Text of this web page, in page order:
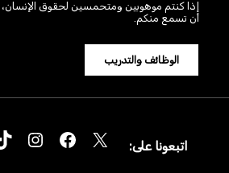
إذا كنتم موهوبين ومتحمسين لحقوق الإنسان،
أن تسمع منكم.
الوظائف والتدريب
اتبعونا على: X
Facebook
Instagram
TikTok